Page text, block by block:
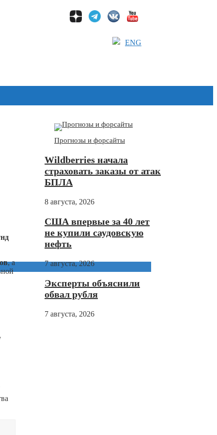
ENG
, а
Прогнозы и форсайты
Wildberries начала
страховать заказы от атак
БПЛА
8 августа, 2026
США впервые за 40 лет
не купили саудовскую
нефть
7 августа, 2026
Эксперты объяснили
обвал рубля
7 августа, 2026